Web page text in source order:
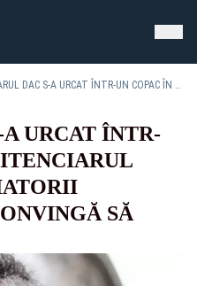
STEGARUL DAC S-A URCAT ÎNTR-UN COPAC ÎN PENITENCIARUL RAHOVA. NEGOCIATORII ÎNCEARCĂ SĂ-L CONVINGĂ SĂ CEDEZE
URCAT ÎNTR-
SĂ